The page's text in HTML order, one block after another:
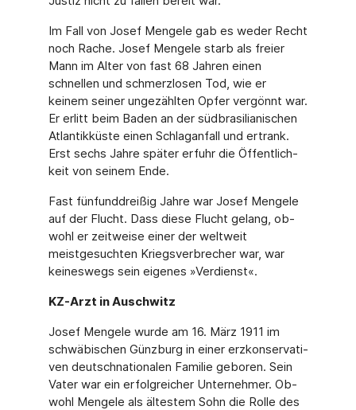
Im Fall von Josef Mengele gab es weder Recht
noch Rache. Josef Mengele starb als freier
Mann im Alter von fast 68 Jahren einen
schnellen und schmerzlosen Tod, wie er
keinem seiner ungezählten Opfer vergönnt war.
Er erlitt beim Baden an der südbrasilianischen
At­lantikküste einen Schlaganfall und ertrank.
Erst sechs Jahre später erfuhr die Öffentlich­
keit von seinem Ende.
Fast fünfunddreißig Jahre war Josef Mengele
auf der Flucht. Dass diese Flucht gelang, ob­
wohl er zeitweise einer der weltweit
meistgesuchten Kriegsverbrecher war, war
keines­wegs sein eigenes »Verdienst«.
KZ-Arzt in Auschwitz
Josef Mengele wurde am 16. März 1911 im
schwäbischen Günzburg in einer erzkonservati­
ven deutschnationalen Familie geboren. Sein
Vater war ein erfolgreicher Unternehmer. Ob­
wohl Mengele als ältestem Sohn die Rolle des